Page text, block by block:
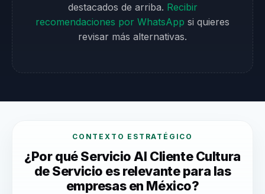
destacados de arriba. Recibir
recomendaciones por WhatsApp si quieres
revisar más alternativas.
CONTEXTO ESTRATÉGICO
¿Por qué Servicio Al Cliente Cultura
de Servicio es relevante para las
empresas en México?